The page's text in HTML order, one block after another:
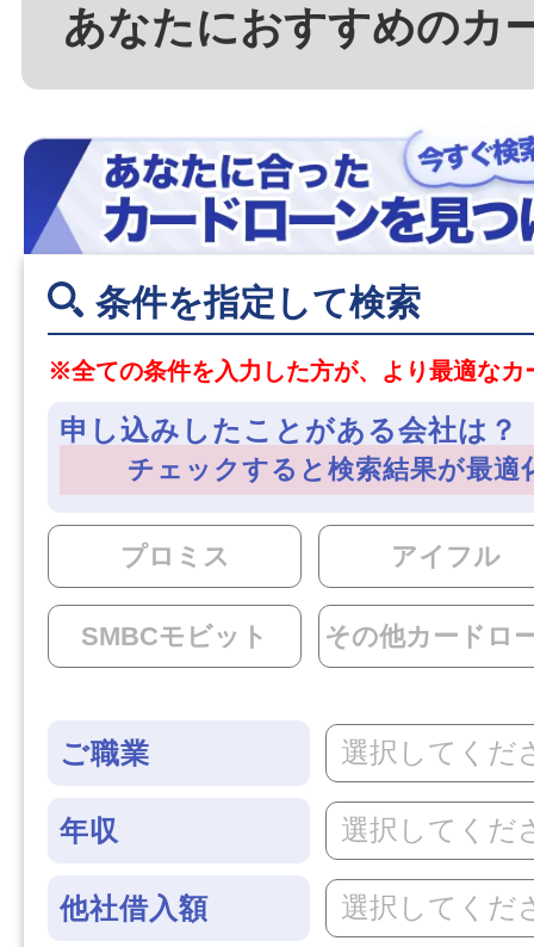
あなたにおすすめのカ
条件を指定して検索
※全ての条件を入力した方が、より最適なカ
申し込みしたことがある会社は？
チェックすると検索結果が最適
プロミス アイフル
SMBCモビット その他カードロ
ご職業 選択してくだ
年収 選択してくだ
他社借入額 選択してくだ